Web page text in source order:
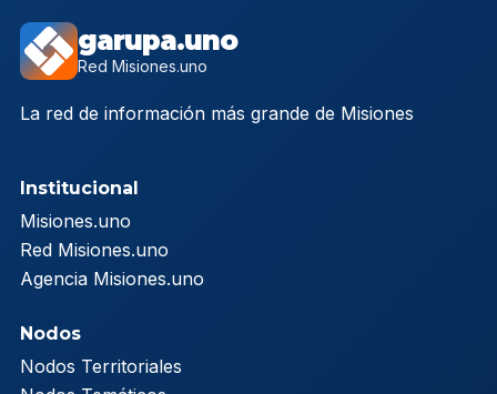
garupa.uno
Red Misiones.uno
La red de información más grande de Misiones
Institucional
Misiones.uno
Red Misiones.uno
Agencia Misiones.uno
Nodos
Nodos Territoriales